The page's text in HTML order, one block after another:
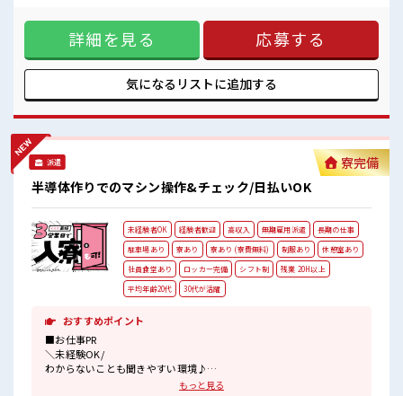
気の職場≫ 明るすぎたり奇抜でなければ基本的に自由！ (規
定有)≪未経験でも活躍できる≫ 新しいことにチャレンジする
のは不安だけど、 しっかり働く環境が整っています！ イチか
らスキルUP・ステップUP目指していきましょう！ ≪様々な
お仕事をご提案≫ 一人で悩まず気軽に相談できる、 派遣のお
仕事です！ ■職場の雰囲気 女性も活躍しやすい雰囲気の職場
イPoint☆ 休憩時間にゆっくりできるスペース完備！
詳細を見る 応募する
気になるリストに追加する
派遣
半導体作りでのマシン操作&チェック/日払いOK
寮完備
未経験者OK 経験者歓迎 高収入 無期雇用派遣
長期の仕事
駐車場あり
寮あり 寮あり (寮費無料) 制服あり
休憩室あり
社員食堂あり
ロッカー完備 シフト制
残業 20H以上
平均年齢20代
30代が活躍
おすすめポイント
■お仕事PR
＼未経験OK/
わからないことも聞きやすい環境♪
もっと見る